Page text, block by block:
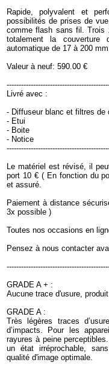
Rapide, polyvalent et
possibilités de prises de
comme flash sans fil. Trois
totalement la couverture
automatique de 17 à 200
Valeur à neuf: 590.00 €
Livré avec :
- Diffuseur blanc et filtres de
- Etui
- Boite
- Notice
Le matériel est révisé, il
port 10 € ( En fonction du
et assuré.
Paiement à distance
3x possible )
Toutes nos occasions en
Pensez à nous contacter
GRADE A + :
Aucune trace d'usure,
GRADE A :
Très légères traces
d’impacts. Pour les
rayures à peine
un état irréprochable,
qualité d'image optimale.